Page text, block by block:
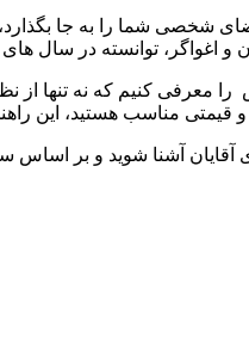
شخصی شما را به جا بگذارد،
اغواگر، توانسته در سال
رمی مارکویس را معرفی کنیم
و قیمتی مناسب هستید، این
آقایان آشنا شوید و بر اساس